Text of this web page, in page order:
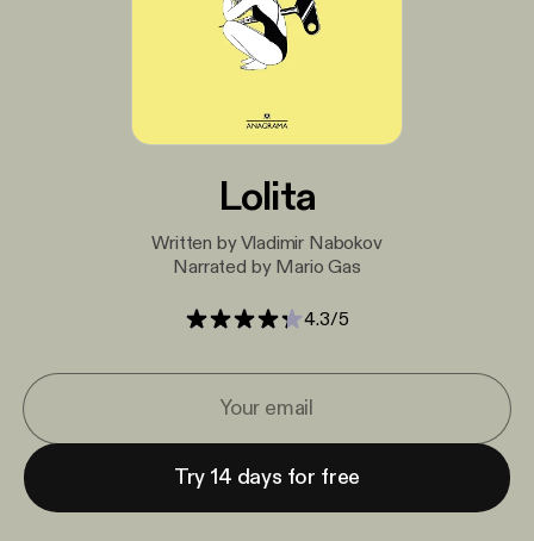
Lolita
Written by Vladimir Nabokov
Narrated by Mario Gas
4.3/5
Try 14 days for free